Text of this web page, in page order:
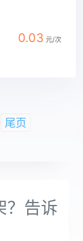
0.03 元/次
尾页
？告诉